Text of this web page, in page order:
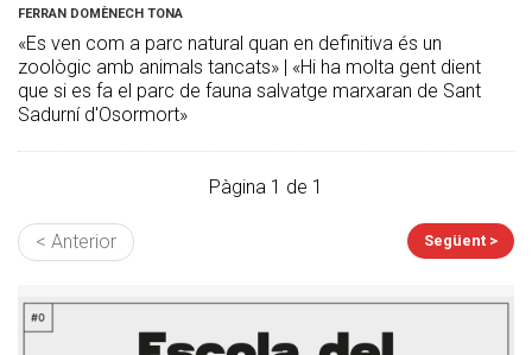
FERRAN DOMÈNECH TONA
«Es ven com a parc natural quan en definitiva és un
zoològic amb animals tancats» | «Hi ha molta gent dient
que si es fa el parc de fauna salvatge marxaran de Sant
Sadurní d'Osormort»
Pàgina 1 de 1
< Anterior Següent >